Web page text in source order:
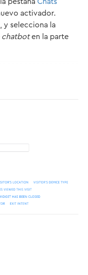
activador.
y selecciona la
chatboten la parte